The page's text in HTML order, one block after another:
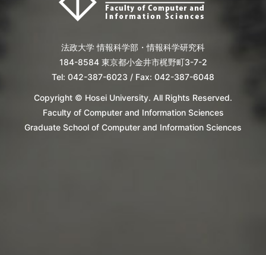
法政大学 情報科学部・情報科学研究科
184-8584 東京都小金井市梶野町3-7-2
Tel: 042-387-6023 / Fax: 042-387-6048
Copyright © Hosei University. All Rights Reserved.
Faculty of Computer and Information Sciences
Graduate School of Computer and Information Sciences